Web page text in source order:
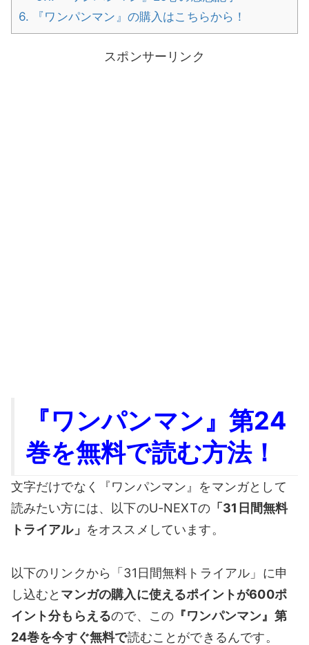
6. 『ワンパンマン』の購入はこちらから！
スポンサーリンク
『ワンパンマン』第24
巻を無料で読む方法！
文字だけでなく『ワンパンマン』をマンガとして
読みたい方には、以下のU-NEXTの 「31日間無料
トライアル」 をオススメしています。
以下のリンクから「31日間無料トライアル」に申
し込むと マンガの購入に使えるポイントが600ポ
イント分もらえるので、この 『ワンパンマン』第
24巻を今すぐ無料で読むことができるんです。